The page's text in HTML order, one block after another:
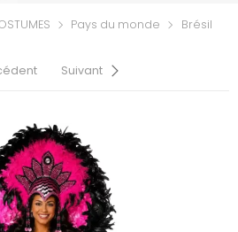
Pays du monde
Brésil
Suivant